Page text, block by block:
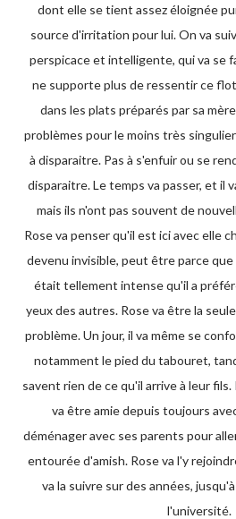
dont elle se tient assez éloignée
source d'irritation pour lui. On va
perspicace et intelligente, qui va se
ne supporte plus de ressentir ce
dans les plats préparés par sa
problèmes pour le moins très
à disparaitre. Pas à s'enfuir ou se
disparaitre. Le temps va passer, et il
mais ils n'ont pas souvent de
Rose va penser qu'il est ici avec elle
devenu invisible, peut être parce
était tellement intense qu'il a
yeux des autres. Rose va être la
problème. Un jour, il va même se
notamment le pied du tabouret,
savent rien de ce qu'il arrive à leur fils.
va être amie depuis toujours
déménager avec ses parents pour
entourée d'amish. Rose va l'y
va la suivre sur des années,
l'université.